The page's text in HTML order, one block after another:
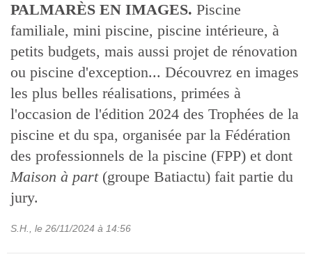
PALMARÈS EN IMAGES. Piscine
familiale, mini piscine, piscine intérieure, à
petits budgets, mais aussi projet de rénovation
ou piscine d'exception... Découvrez en images
les plus belles réalisations, primées à
l'occasion de l'édition 2024 des Trophées de la
piscine et du spa, organisée par la Fédération
des professionnels de la piscine (FPP) et dont
Maison à part(groupe Batiactu) fait partie du
jury.
S.H. , le 26/11/2024 à 14:56